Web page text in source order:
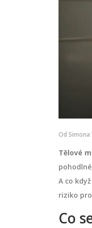
Od Simona
Tělové
A co
riziko
Co